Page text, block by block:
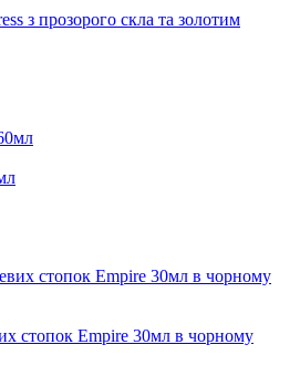
з прозорого скла та золотим
стопок Empire 30мл в чорному